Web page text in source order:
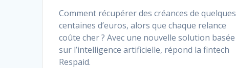
Comment récupérer des créances de quelques
centaines d’euros, alors que chaque relance
coûte cher ? Avec une nouvelle solution basée
sur l’intelligence artificielle, répond la fintech
Respaid.